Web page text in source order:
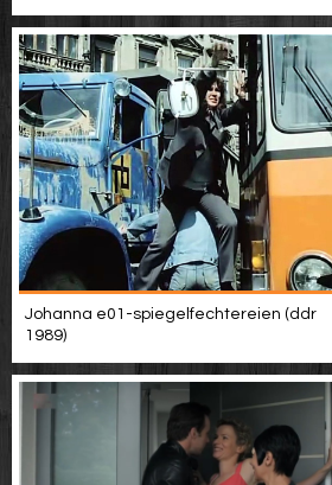
Johanna e01-spiegelfechtereien (ddr
1989)